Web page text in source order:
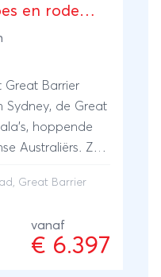
en rode
Great Barrier
Sydney, de Great
hoppende
Australiërs. Zo
En er zijn nog
Op deze
kun je heel
, Great Barrier
vanaf
€ 6.397